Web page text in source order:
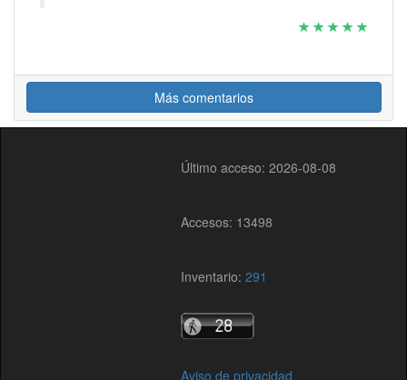
Más comentarios
Último acceso: 2026-08-08
Accesos: 13498
Inventario:291
Aviso de privacidad